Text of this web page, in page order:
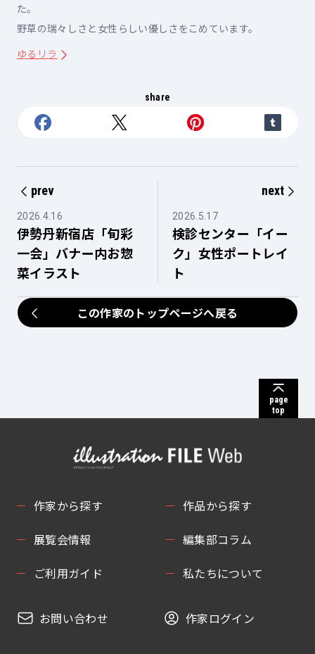
た。
野草の瑞々しさと女性らしい優しさをこめています。
ゆるリラ
share
prev
2026.4.16
伊勢丹新宿店「旬彩
一会」バナー内お惣
菜イラスト
next
2026.5.17
検診センター「イー
ク」女性ポートレイ
ト
この作家のトップページへ戻る
page
top
作家から探す
作品から探す
展覧会情報
編集部コラム
ご利用ガイド
私たちについて
お問い合わせ 作家ログイン